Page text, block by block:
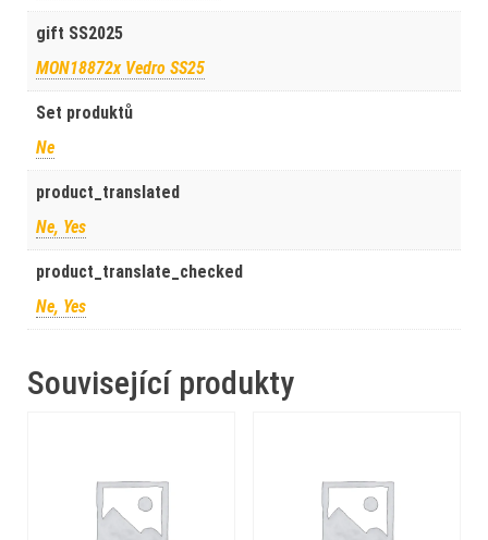
gift SS2025
MON18872x Vedro SS25
Set produktů
Ne
product_translated
Ne, Yes
product_translate_checked
Ne, Yes
Související produkty